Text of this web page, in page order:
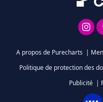
A propos de Purecharts |
Politique de protection des
Publicité |